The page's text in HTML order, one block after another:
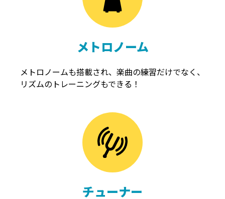
メトロノーム
メトロノームも搭載され、楽曲の練習だけでなく、
リズムのトレーニングもできる！
チューナー